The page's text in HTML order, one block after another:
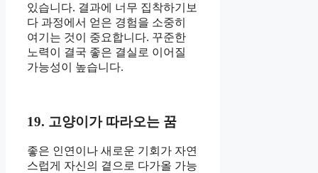
있습니다. 결과에 너무 집착하기보
다 과정에서 얻은 경험을 소중히
여기는 것이 중요합니다. 꾸준한
노력이 결국 좋은 결실로 이어질
가능성이 높습니다.
19. 고양이가 따라오는 꿈
좋은 인연이나 새로운 기회가 자연
스럽게 자신의 곁으로 다가올 가능